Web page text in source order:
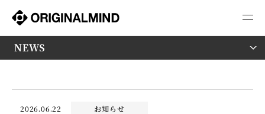
NEWS
採用情報
2026.06.22 お知らせ